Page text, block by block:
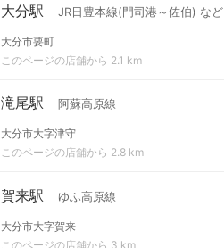
大分駅 JR日豊本線(門司港～佐伯) など
大分市要町
このページの店舗から 2.1 km
滝尾駅 阿蘇高原線
大分市大字津守
このページの店舗から 2.8 km
賀来駅 ゆふ高原線
大分市大字賀来
このページの店舗から 3 km